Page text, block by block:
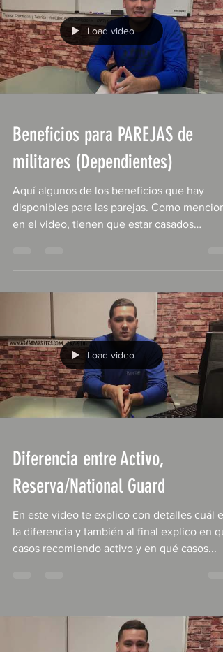
Load video
Beneficios para PAREJAS de
militares (Dependientes)
Aquí algunos de los beneficios que hay
disponibles para las parejas. Como
Load video
Diferencia entre Activo,
Reserva/National Guard
En este video te explico con detalles cuál es
la diferencia y también al final explico en